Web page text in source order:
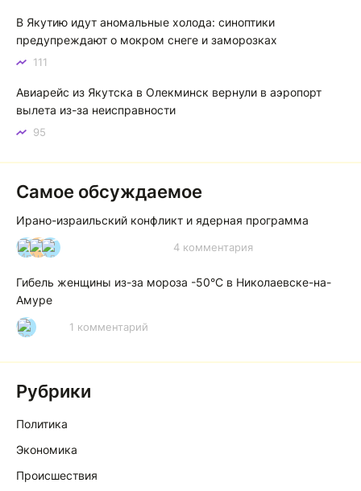
В Якутию идут аномальные холода: синоптики
предупреждают о мокром снеге и заморозках
111
Авиарейс из Якутска в Олекминск вернули в аэропорт
вылета из-за неисправности
95
Самое обсуждаемое
Ирано-израильский конфликт и ядерная программа
И А А 4 комментария
Гибель женщины из-за мороза -50°C в Николаевске-на-
Амуре
Р 1 комментарий
Рубрики
Политика
Экономика
Происшествия